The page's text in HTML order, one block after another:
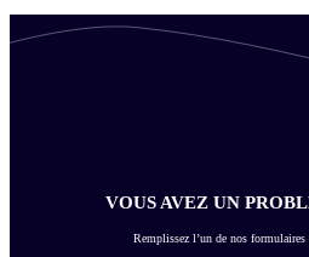
VOUS AVEZ UN
Remplissez l’un de nos